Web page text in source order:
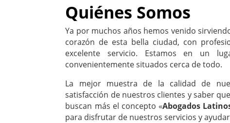
Quiénes Somos
Ya por muchos años hemos venido
corazón de esta bella ciudad, con
excelente servicio. Estamos en un
convenientemente situados cerca de todo.
La mejor muestra de la calidad de
satisfacción de nuestros clientes y saber
buscan más el concepto «Abogados
para disfrutar de nuestros servicios y